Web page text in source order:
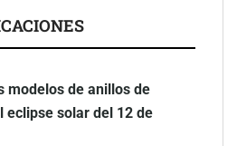
modelos de anillos de
eclipse solar del 12 de